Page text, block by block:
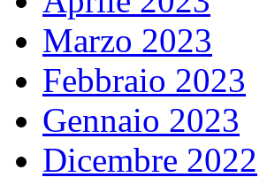
Marzo 2023
Febbraio 2023
Gennaio 2023
Dicembre 2022